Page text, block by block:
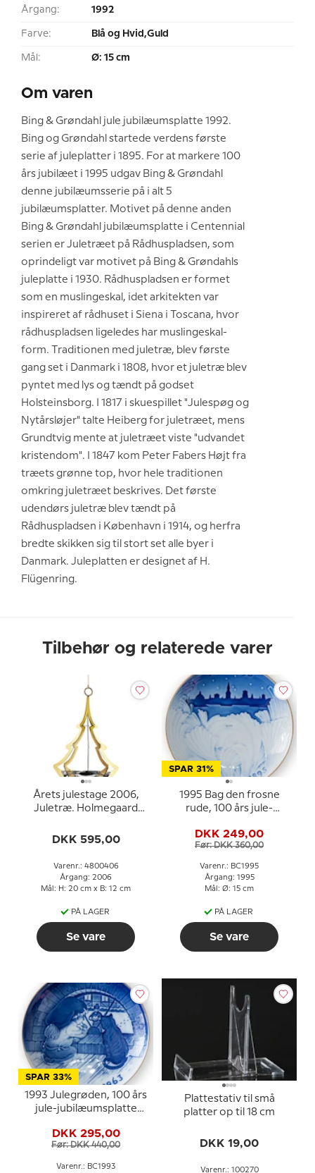
Årgang: 1992
Farve: Blå og Hvid,Guld
Mål: Ø: 15 cm
Om varen
Bing & Grøndahl jule jubilæumsplatte 1992.
Bing og Grøndahl startede verdens første
serie af juleplatter i 1895. For at markere 100
års jubilæet i 1995 udgav Bing & Grøndahl
denne jubilæumsserie på i alt 5
jubilæumsplatter. Motivet på denne anden
Bing & Grøndahl jubilæumsplatte i Centennial
serien er Juletræet på Rådhuspladsen, som
oprindeligt var motivet på Bing & Grøndahls
juleplatte i 1930. Rådhuspladsen er formet
som en muslingeskal, idet arkitekten var
inspireret af rådhuset i Siena i Toscana, hvor
rådhuspladsen ligeledes har muslingeskal-
form. Traditionen med juletræ, blev første
gang set i Danmark i 1808, hvor et juletræ blev
pyntet med lys og tændt på godset
Holsteinsborg. I 1817 i skuespillet "Julespøg og
Nytårsløjer" talte Heiberg for juletræet, mens
Grundtvig mente at juletræet viste "udvandet
kristendom". I 1847 kom Peter Fabers Højt fra
træets grønne top, hvor hele traditionen
omkring juletræet beskrives. Det første
udendørs juletræ blev tændt på
Rådhuspladsen i København i 1914, og herfra
bredte skikken sig til stort set alle byer i
Danmark. Juleplatten er designet af H.
Flügenring.
Tilbehør og relaterede varer
Årets julestage 2006,
Juletræ. Holmegaard
fordi den mangler æske
DKK 595,00
Varenr.: 4800406
Årgang: 2006
Mål: H: 20 cm x B: 12 cm
PÅ LAGER
Se vare
SPAR 31%
1995 Bag den frosne
rude, 100 års jule-
Grøndahl
DKK 249,00
Før: DKK 360,00
Varenr.: BC1995
Årgang: 1995
Mål: Ø: 15 cm
PÅ LAGER
Se vare
SPAR 33%
1993 Julegrøden, 100 års
jule-jubilæumsplatte
DKK 295,00
Før: DKK 440,00
Varenr.: BC1993
Plattestativ til små
platter op til 18 cm
DKK 19,00
Varenr.: 100270